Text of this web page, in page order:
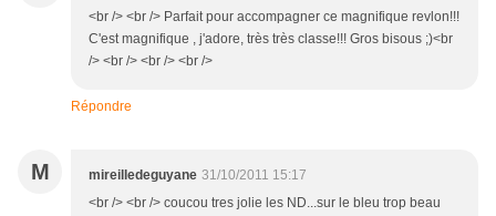
<br /> <br /> Parfait pour accompagner ce magnifique revlon!!!
C'est magnifique , j'adore, très très classe!!! Gros bisous ;)<br
/> <br /> <br /> <br />
Répondre
M mireilledeguyane 31/10/2011 15:17
<br /> <br /> coucou tres jolie les ND...sur le bleu trop beau